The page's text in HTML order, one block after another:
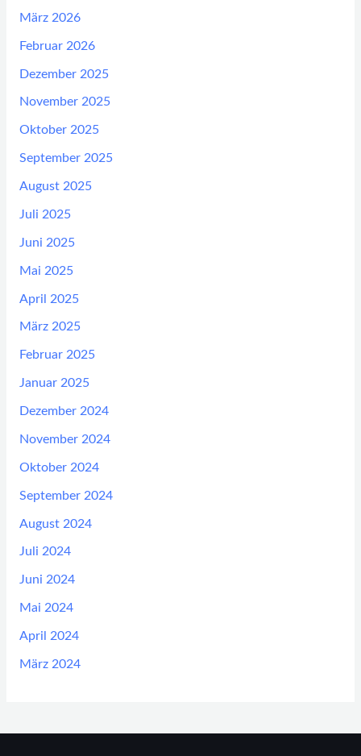
März 2026
Februar 2026
Dezember 2025
November 2025
Oktober 2025
September 2025
August 2025
Juli 2025
Juni 2025
Mai 2025
April 2025
März 2025
Februar 2025
Januar 2025
Dezember 2024
November 2024
Oktober 2024
September 2024
August 2024
Juli 2024
Juni 2024
Mai 2024
April 2024
März 2024